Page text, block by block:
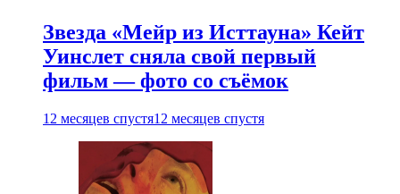
Звезда «Мейр из Исттауна» Кейт
Уинслет сняла свой первый
фильм — фото со съёмок
12 месяцев спустя12 месяцев спустя